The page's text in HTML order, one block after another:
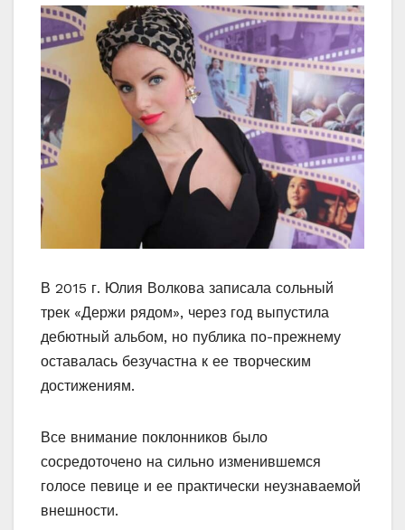
В 2015 г. Юлия Волкова записала сольный
трек «Держи рядом», через год выпустила
дебютный альбом, но публика по-прежнему
оставалась безучастна к ее творческим
достижениям.
Все внимание поклонников было
сосредоточено на сильно изменившемся
голосе певице и ее практически неузнаваемой
внешности.